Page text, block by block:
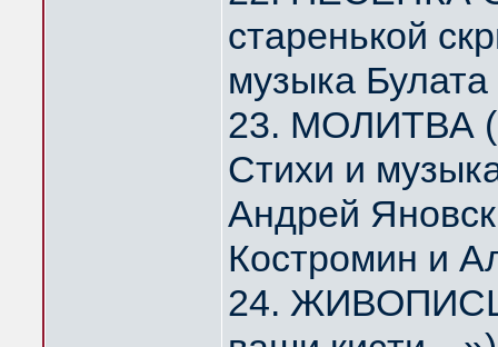
старенькой
музыка
23. МОЛИТВА
Стихи и
Андрей
Костромин и
24.